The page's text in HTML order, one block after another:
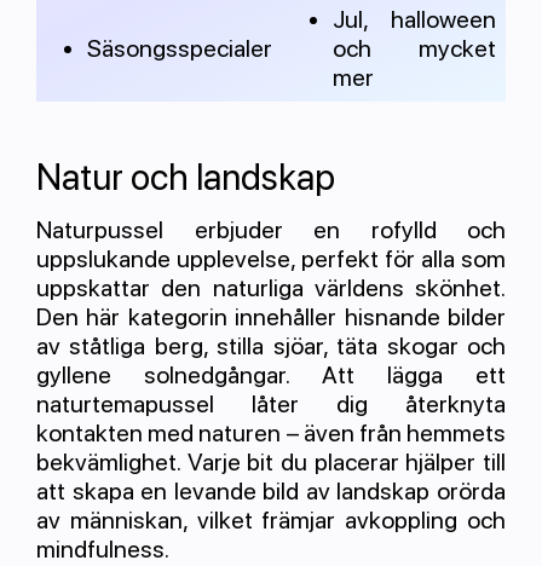
Säsongsspecialer
Jul, halloween
och mycket
mer
Natur och landskap
Naturpussel erbjuder en rofylld och
uppslukande upplevelse, perfekt för alla som
uppskattar den naturliga världens skönhet.
Den här kategorin innehåller hisnande bilder
av ståtliga berg, stilla sjöar, täta skogar och
gyllene solnedgångar. Att lägga ett
naturtema­pussel låter dig återknyta
kontakten med naturen – även från hemmets
bekvämlighet. Varje bit du placerar hjälper till
att skapa en levande bild av landskap orörda
av människan, vilket främjar avkoppling och
mindfulness.